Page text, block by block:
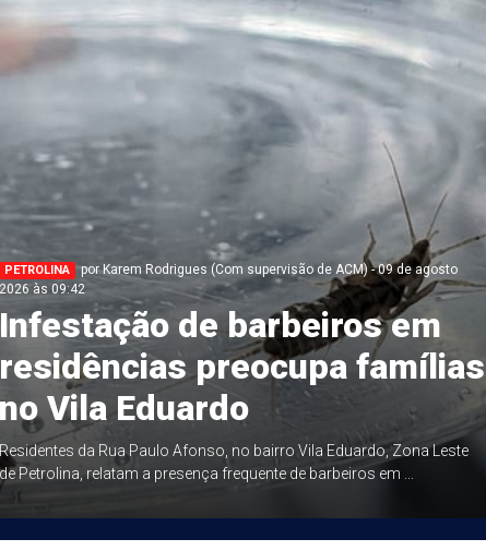
PETROLINA
por Karem Rodrigues (Com supervisão de ACM) - 09 de agosto
às 09:42
Infestação de barbeiros em
residências preocupa famílias
no Vila Eduardo
da Rua Paulo Afonso, no bairro Vila Eduardo, Zona Leste
Petrolina, relatam a presença frequente de barbeiros em ...